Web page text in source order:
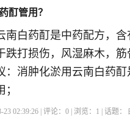
酊管用？
南白药酊是中药配方，
跌打损伤，风湿麻木，
：消肿化淤用云南白药
02:39:26 | 评论：0 | 浏览： 1 | 话题：